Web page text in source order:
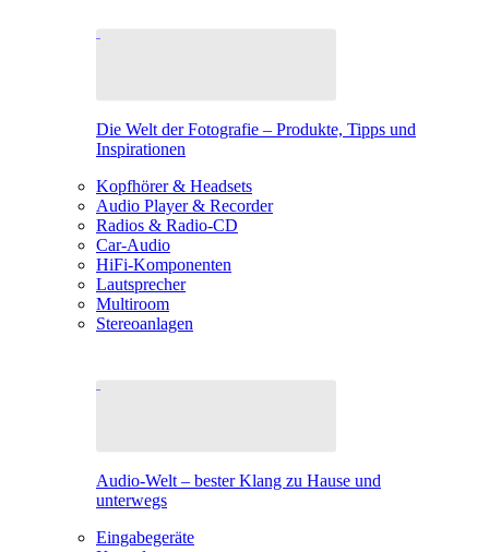
Die Welt der Fotografie – Produkte, Tipps und
Inspirationen
Kopfhörer & Headsets
Audio Player & Recorder
Radios & Radio-CD
Car-Audio
HiFi-Komponenten
Lautsprecher
Multiroom
Stereoanlagen
Audio-Welt – bester Klang zu Hause und
unterwegs
Eingabegeräte